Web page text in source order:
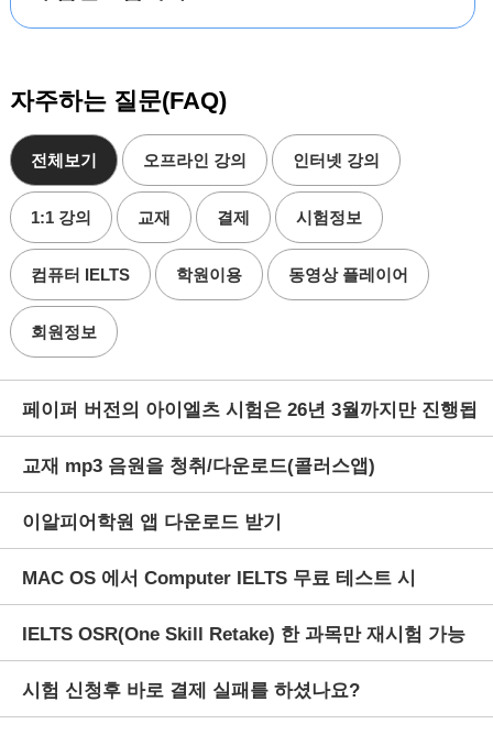
자주하는 질문(FAQ)
전체보기 오프라인 강의 인터넷 강의
1:1 강의 교재 결제 시험정보
컴퓨터 IELTS 학원이용 동영상 플레이어
회원정보
페이퍼 버전의 아이엘츠 시험은 26년 3월까지만 진행됩
니다.
교재 mp3 음원을 청취/다운로드(콜러스앱)
이알피어학원 앱 다운로드 받기
MAC OS 에서 Computer IELTS 무료 테스트 시
Listening 음성이 들리지 않을 경우
IELTS OSR(One Skill Retake) 한 과목만 재시험 가능
한 제도
시험 신청후 바로 결제 실패를 하셨나요?